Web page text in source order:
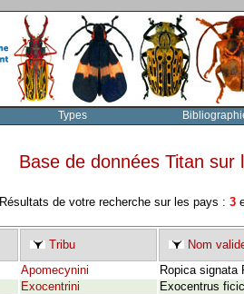
Types
Base de données Titan
Résultats de votre recherche sur les pays : 3
Tribu
Nom
Apomecynini
Ropica signata
Exocentrini
Exocentrus